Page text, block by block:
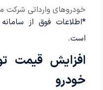
خودروهای وارداتی شرکت
*اطلاعات فوق از
است.
افزایش قیمت
خودرو